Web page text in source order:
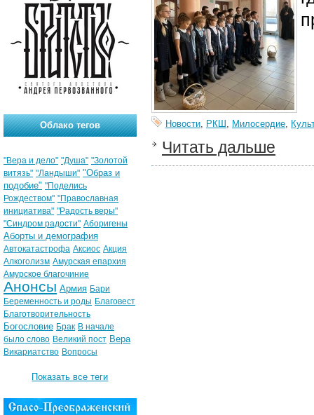
Новости, РКШ , Милосердие,
Читать дальше
Облако тегов
"Вера и дело" "Душа" "Золотой
витязь" "Ландыши" "Образ и
подобие" "Поделись
Рождеством" "Православная
инициатива" "Радость веры"
"Синдром радости" Аборигены
Аборты и демография
Автокатастрофа Аксиос Акция
Алкоголизм Амурская епархия
Амурское благочиние
Анонсы Армия Бари
Беременность и роды Благовест
Благотворительность
Богословие Брак В начале
было слово Великий пост Вера
Викариатство Вопросы
Показать все теги